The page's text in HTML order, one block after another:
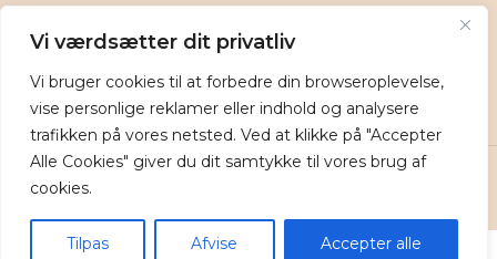
Vi værdsætter dit privatliv
Vi bruger cookies til at forbedre din browseroplevelse,
vise personlige reklamer eller indhold og analysere
trafikken på vores netsted. Ved at klikke på "Accepter
Alle Cookies" giver du dit samtykke til vores brug af
cookies.
Tilpas Afvise Accepter alle
Smykkehjertet @ 2025 | Power byNemBestil ApS